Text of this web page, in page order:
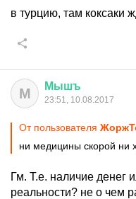
в турцию, там коксаки
М Мышъ
23:51, 10.08.2017
От пользователя
ни медицины скорой ни
Гм. Т.е. наличие денег
реальности? не о чем